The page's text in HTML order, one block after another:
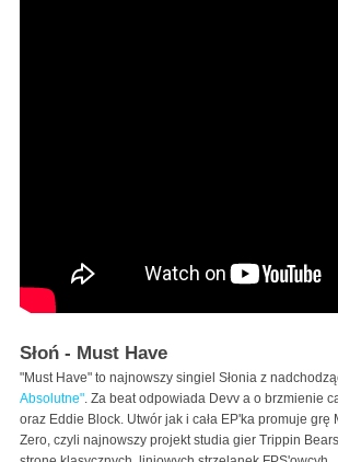
Słoń - Must Have
"Must Have" to najnowszy singiel Słonia z
Absolutne". Za beat odpowiada Devv a o brzmienie
oraz Eddie Block. Utwór jak i cała EP'ka promuje grę
Zero, czyli najnowszy projekt studia gier Trippin